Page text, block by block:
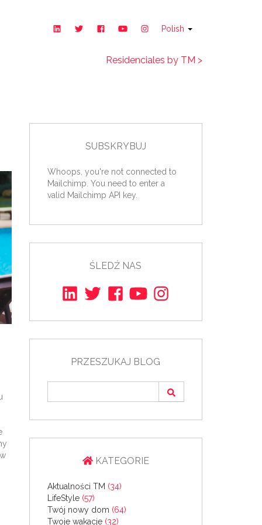
Polish
Residenciales by TM >
SUBSKRYBUJ
Whoops, you're not connected to
Mailchimp. You need to enter a
valid Mailchimp API key.
ŚLEDŹ NAS
PRZESZUKAJ BLOG
KATEGORIE
Aktualności TM (34)
LifeStyle (57)
Twój nowy dom (64)
Twoje wakacje (32)